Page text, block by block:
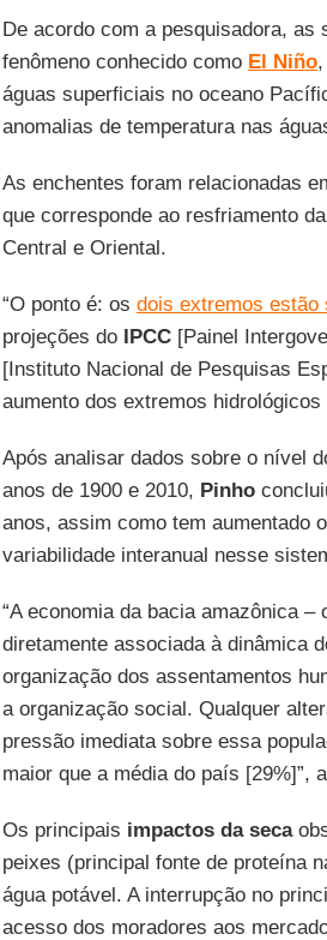
De acordo com a pesquisadora, as
fenômeno conhecido como El Niño,
águas superficiais no oceano
anomalias de temperatura nas
As enchentes foram relacionadas
que corresponde ao resfriamento
Central e Oriental.
“O ponto é: os dois extremos estão
projeções do IPCC[Painel
[Instituto Nacional de Pesquisas
aumento dos extremos hidrológicos
Após analisar dados sobre o nível
anos de 1900 e 2010, Pinho
anos, assim como tem aumentado
variabilidade interanual nesse
“A economia da bacia amazônica
diretamente associada à dinâmica
organização dos assentamentos
a organização social. Qualquer
pressão imediata sobre essa
maior que a média do país [29%]”,
Os principais impactos da seca
peixes (principal fonte de proteína
água potável. A interrupção no
acesso dos moradores aos